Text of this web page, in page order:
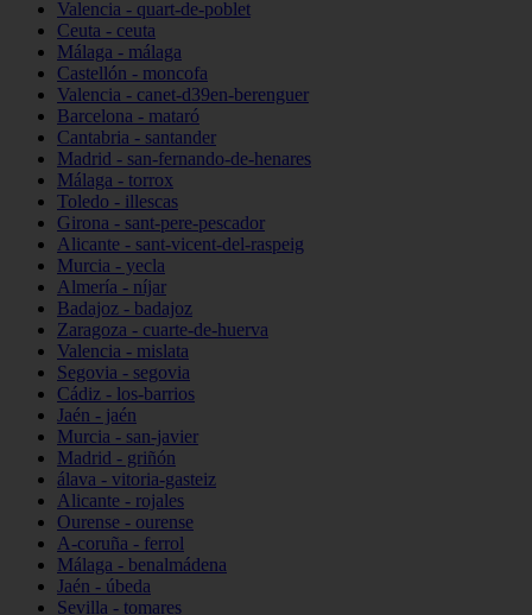
Valencia - quart-de-poblet
Ceuta - ceuta
Málaga - málaga
Castellón - moncofa
Valencia - canet-d39en-berenguer
Barcelona - mataró
Cantabria - santander
Madrid - san-fernando-de-henares
Málaga - torrox
Toledo - illescas
Girona - sant-pere-pescador
Alicante - sant-vicent-del-raspeig
Murcia - yecla
Almería - níjar
Badajoz - badajoz
Zaragoza - cuarte-de-huerva
Valencia - mislata
Segovia - segovia
Cádiz - los-barrios
Jaén - jaén
Murcia - san-javier
Madrid - griñón
álava - vitoria-gasteiz
Alicante - rojales
Ourense - ourense
A-coruña - ferrol
Málaga - benalmádena
Jaén - úbeda
Sevilla - tomares